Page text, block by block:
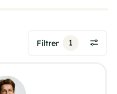
Filtrer 1